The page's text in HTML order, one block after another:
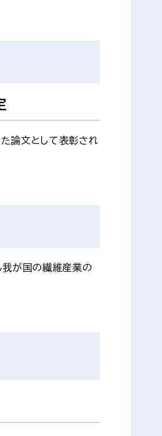
論文として表彰され
我が国の繊維産業の